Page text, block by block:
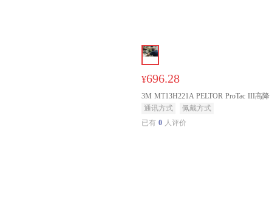
¥696.28
3M MT13H221A PELTOR ProTac III高降
噪版耳罩 黑色 头带式
通讯方式
佩戴方式
已有 0 人评价